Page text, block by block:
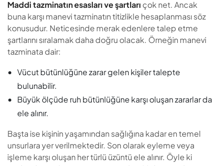
Büyük ölçüde ruh bütünlüğüne karşı oluşan zararlar da
ele alınır.
Başta ise kişinin yaşamından sağlığına kadar en temel
unsurlara yer verilmektedir. Son olarak eyleme veya
suçlara karşı elem ve acı ortaya çıkar. Ve bu tarz duygu
ile düşüncülerin tanzim edilmesi için manevi tazminatın
sonuçlanması esas alınır.
Manevi Tazminat Hesaplaması Nasıl
Yapılır?
Soyut olan duygu ile düşüncüleri ölçmek mümkün değil.
Bundan kaynaklı olarak manevi tazminata dair somut